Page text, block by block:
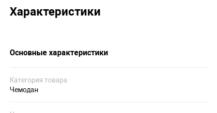
Характеристики
Основные характеристики
Категория товара
Чемодан